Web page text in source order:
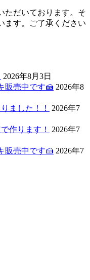
ただいております。そ
ます。ご了承ください
2026年8月3日
販売中です🍰 2026年8
ました！！
2026年7
作ります！
2026年7
販売中です🍰 2026年7